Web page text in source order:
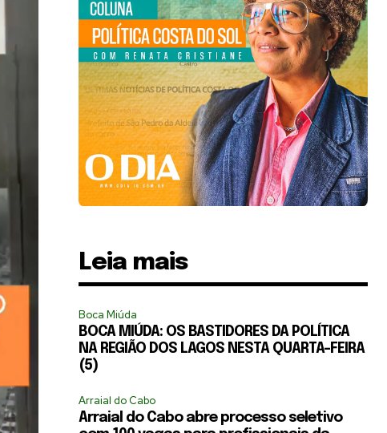
Leia mais
Boca Miúda
BOCA MIÚDA: OS BASTIDORES DA POLÍTICA
NA REGIÃO DOS LAGOS NESTA QUARTA-FEIRA
(5)
Arraial do Cabo
Arraial do Cabo abre processo seletivo